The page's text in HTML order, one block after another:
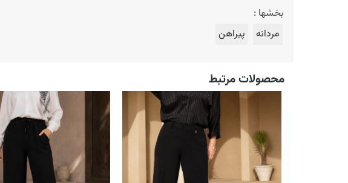
بخشها :
مردانه
پیراهن
محصولات مرتبط